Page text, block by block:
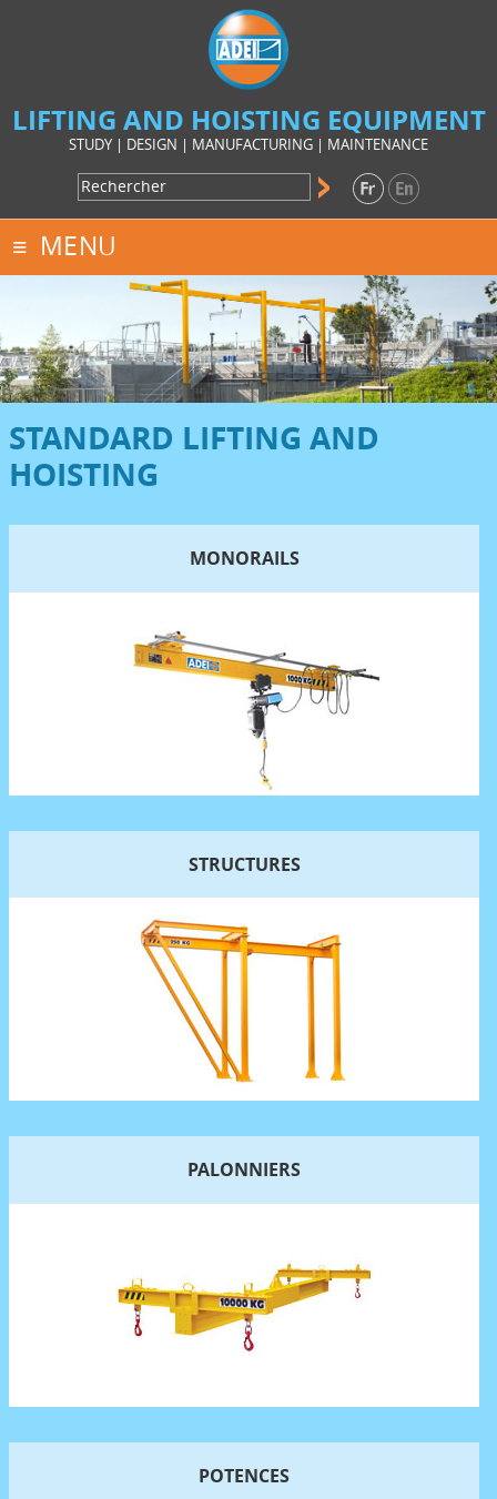
LIFTING AND HOISTING EQUIPMENT
STUDY | DESIGN | MANUFACTURING | MAINTENANCE
MENU
STANDARD LIFTING AND
HOISTING
MONORAILS
STRUCTURES
PALONNIERS
POTENCES